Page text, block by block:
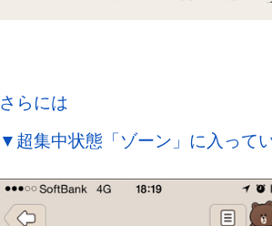
さらには
▼超集中状態「ゾーン」に入って